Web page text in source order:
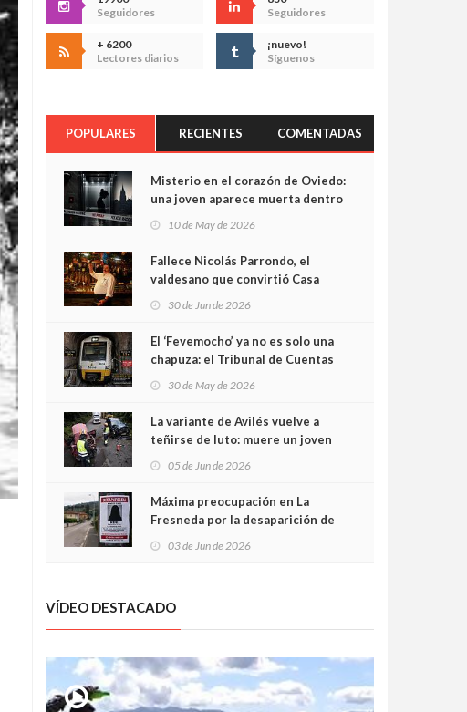
Seguidores
Seguidores
+ 6200
Lectores diarios
¡nuevo!
Síguenos
POPULARES RECIENTES COMENTADAS
Misterio en el corazón de Oviedo:
una joven aparece muerta dentro
cámaras captan sus últimos
minutos
10 de May de 2026
Fallece Nicolás Parrondo, el
valdesano que convirtió Casa
30 de Jun de 2026
El ‘Fevemocho’ ya no es solo una
chapuza: el Tribunal de Cuentas
sobrecoste de los trenes que no
cabían por los túneles
30 de May de 2026
La variante de Avilés vuelve a
teñirse de luto: muere un joven
05 de Jun de 2026
Máxima preocupación en La
Fresneda por la desaparición de
03 de Jun de 2026
VÍDEO DESTACADO